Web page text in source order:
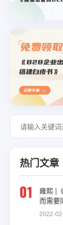
热门文章
01
雍熙 |
而需要
与理解
2022-